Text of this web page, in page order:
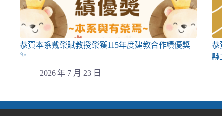
恭賀本系戴榮賦教授榮獲115年度建教合作績優獎
✨
2026 年 7 月 23 日
恭
縣